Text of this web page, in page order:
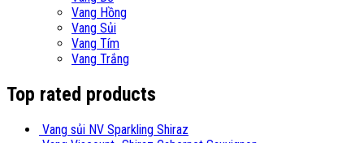
Vang Hồng
Vang Sủi
Vang Tím
Vang Trắng
Top rated products
Vang sủi NV Sparkling Shiraz